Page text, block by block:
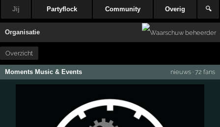
Jij Partyflock Community Overig 🔍
Organisatie
Overzicht
Moments Music & Events nieuws· 72 fans